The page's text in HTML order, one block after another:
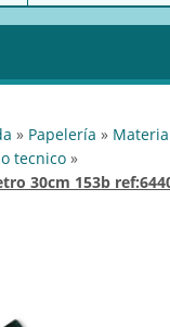
» papelería »
tecnico »
30cm 153b